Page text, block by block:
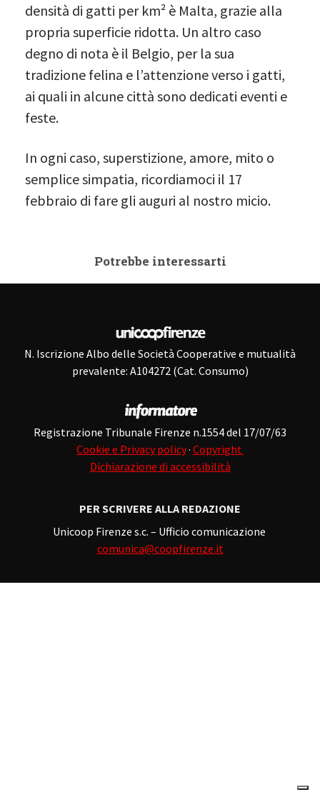
densità di gatti per km² è Malta, grazie alla
propria superficie ridotta. Un altro caso
degno di nota è il Belgio, per la sua
tradizione felina e l’attenzione verso i gatti,
ai quali in alcune città sono dedicati eventi e
feste.
In ogni caso, superstizione, amore, mito o
semplice simpatia, ricordiamoci il 17
febbraio di fare gli auguri al nostro micio.
Potrebbe interessarti
N. Iscrizione Albo delle Società Cooperative e mutualità
prevalente: A104272 (Cat. Consumo)
Registrazione Tribunale Firenze n.1554 del 17/07/63
Cookie e Privacy policy· Copyright
Dichiarazione di accessibilità
PER SCRIVERE ALLA REDAZIONE
Unicoop Firenze s.c. – Ufficio comunicazione
comunica@coopfirenze.it